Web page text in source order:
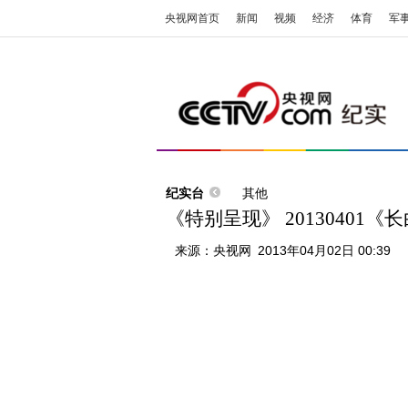
央视网首页 新闻 视频 经济 体育 军
纪实台 其他
《特别呈现》 20130401《
来源： 央视网 2013年04月02日 00:39